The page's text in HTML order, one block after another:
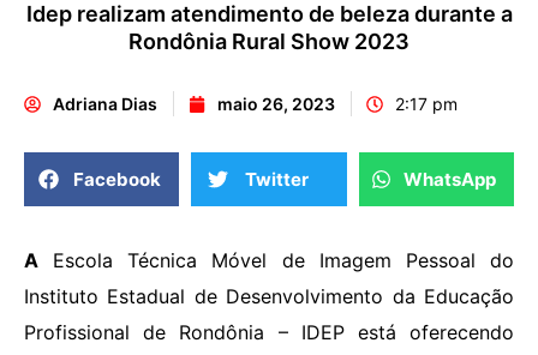
Idep realizam atendimento de beleza durante a
Rondônia Rural Show 2023
Adriana Dias maio 26, 2023 2:17 pm
Facebook Twitter WhatsApp
A Escola Técnica Móvel de Imagem Pessoal do
Instituto Estadual de Desenvolvimento da Educação
Profissional de Rondônia – IDEP está oferecendo